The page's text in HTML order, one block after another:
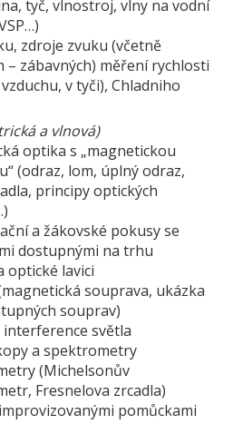
tyč, vlnostroj, vlny na vodní
zdroje zvuku (včetně
– zábavných) měření rychlosti
v tyči), Chladniho
a vlnová)
optika s „magnetickou
(odraz, lom, úplný odraz,
principy optických
a žákovské pokusy se
dostupnými na trhu
optické lavici
souprava, ukázka
souprav)
světla
a spektrometry
(Michelsonův
Fresnelova zrcadla)
pomůckami